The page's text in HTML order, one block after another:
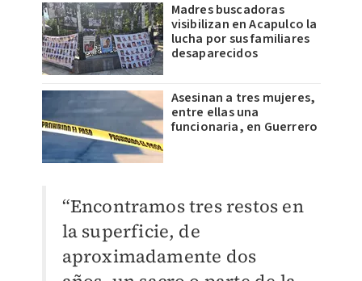
Madres buscadoras
visibilizan en Acapulco la
lucha por sus familiares
desaparecidos
Asesinan a tres mujeres,
entre ellas una
funcionaria, en Guerrero
“Encontramos tres restos en
la superficie, de
aproximadamente dos